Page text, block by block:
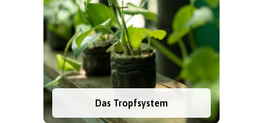
Das Tropfsystem